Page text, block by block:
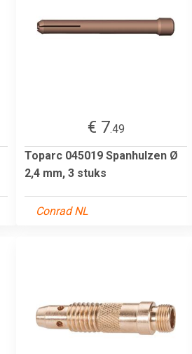
€ 7.49
Toparc 045019 Spanhulzen Ø
2,4 mm, 3 stuks
Conrad NL